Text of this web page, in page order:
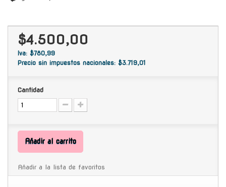
$4.500,00
Iva: $780,99
Precio sin impuestos nacionales: $3.719,01
Cantidad
Añadir al carrito
Añadir a la lista de favoritos